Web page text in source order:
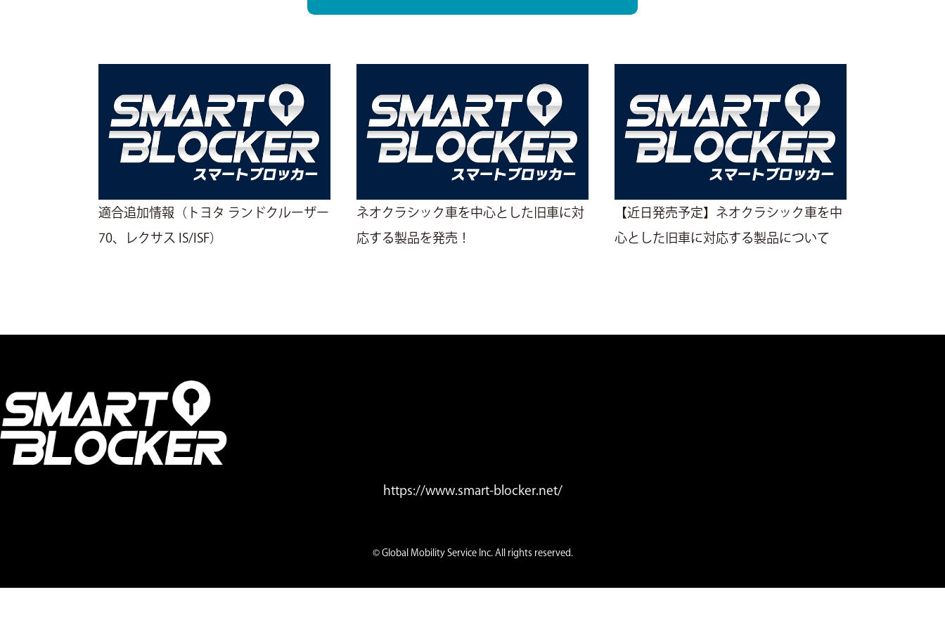
適合追加情報（トヨタ ランドクルーザー
70、レクサス IS/ISF）
ネオクラシック車を中心とした旧車に対
応する製品を発売！
【近日発売予定】ネオクラシック車を中
心とした旧車に対応する製品について
https://www.smart-blocker.net/
© Global Mobility Service Inc. All rights reserved.